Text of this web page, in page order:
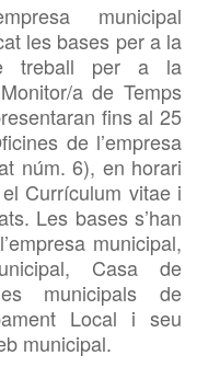
municipal
les bases per a la
treball per a la
Monitor/ade Temps
fins al 25
de l’empresa
núm. 6), en horari
Currículum vitae i
Les bases s’han
municipal,
Casa de
municipals de
Local i seu
municipal.